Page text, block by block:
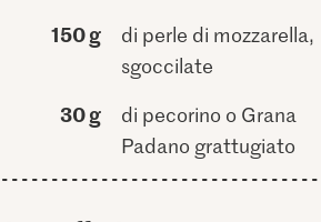
150 g
di perle di mozzarella,
sgoccilate
30 g
di pecorino o Grana
Padano grattugiato